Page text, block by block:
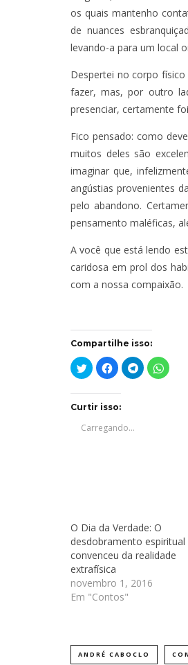
os quais mantenho
de nuances
levando-a para um local
Despertei no corpo
fazer, mas, por outro
presenciar, certamente
Fico pensado: como
muitos deles são
imaginar que,
angústias provenientes
pelo abandono.
pensamento maléficas,
A você que está lendo
caridosa em prol dos
com a nossa compaixão.
Compartilhe isso:
Clique
para
compartilhar
em
janela)
Clique
para
compartilhar
em
janela)
Clique
para
compartilhar
Clique
para
Curtir isso:
Carregando...
O Dia da Verdade: O
desdobramento espiritual
convenceu da realidade
extrafísica
novembro 1, 2016
Em "Contos"
ANDRÉ CABOCLO